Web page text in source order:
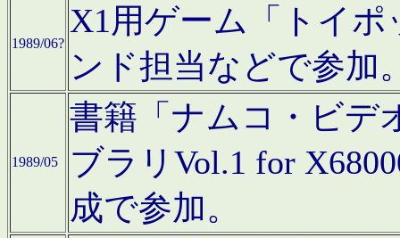
1989/06?
X1用ゲーム「トイ
ンド担当などで参加
1989/05
書籍「ナムコ・ビデ
ブラリVol.1 for
成で参加。